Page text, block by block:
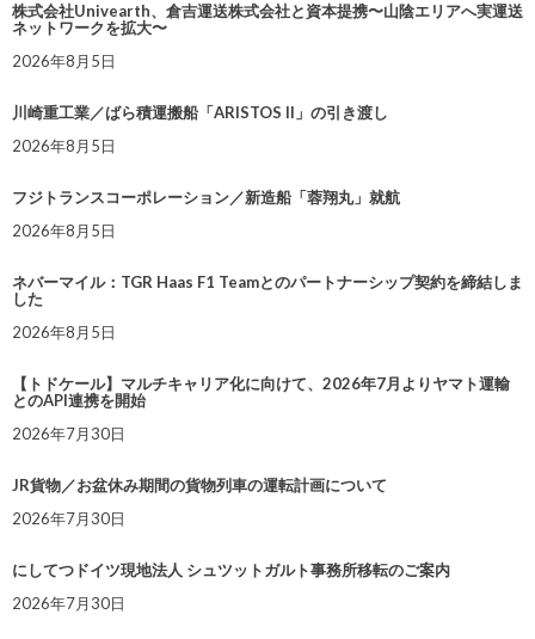
株式会社Univearth、倉吉運送株式会社と資本提携〜山陰エリアへ実運送
ネットワークを拡大〜
2026年8月5日
川崎重工業／ばら積運搬船「ARISTOS II」の引き渡し
2026年8月5日
フジトランスコーポレーション／新造船「蓉翔丸」就航
2026年8月5日
ネバーマイル：TGR Haas F1 Teamとのパートナーシップ契約を締結しま
した
2026年8月5日
【トドケール】マルチキャリア化に向けて、2026年7月よりヤマト運輸
とのAPI連携を開始
2026年7月30日
JR貨物／お盆休み期間の貨物列車の運転計画について
2026年7月30日
にしてつドイツ現地法人 シュツットガルト事務所移転のご案内
2026年7月30日